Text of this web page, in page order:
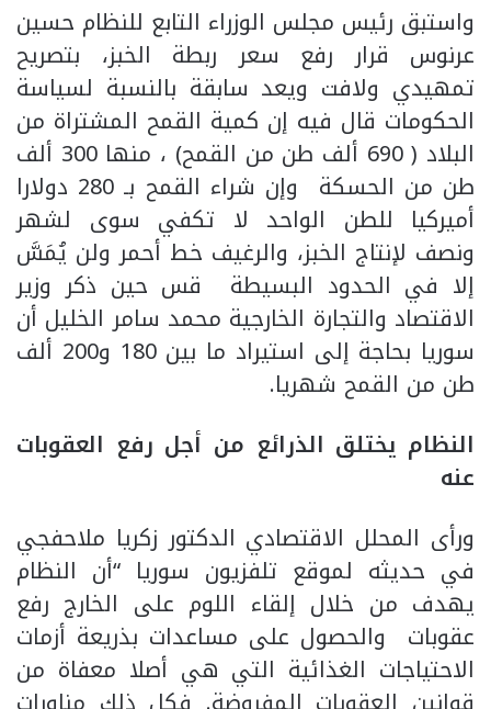
واستبق رئيس مجلس الوزراء التابع للنظام حسين
عرنوس قرار رفع سعر ربطة الخبز، بتصريح
تمهيدي ولافت ويعد سابقة بالنسبة لسياسة
الحكومات قال فيه إن كمية القمح المشتراة من
البلاد ( 690 ألف طن من القمح) ، منها 300 ألف
طن من الحسكة وإن شراء القمح بـ 280 دولارا
أميركيا للطن الواحد لا تكفي سوى لشهر
ونصف لإنتاج الخبز، والرغيف خط أحمر ولن يُمَسَّ
إلا في الحدود البسيطة قس حين ذكر وزير
الاقتصاد والتجارة الخارجية محمد سامر الخليل أن
سوريا بحاجة إلى استيراد ما بين 180 و200 ألف
طن من القمح شهريا.
النظام يختلق الذرائع من أجل رفع العقوبات
عنه
ورأى المحلل الاقتصادي الدكتور زكريا ملاحفجي
في حديثه لموقع تلفزيون سوريا “أن النظام
يهدف من خلال إلقاء اللوم على الخارج رفع
عقوبات والحصول على مساعدات بذريعة أزمات
الاحتياجات الغذائية التي هي أصلا معفاة من